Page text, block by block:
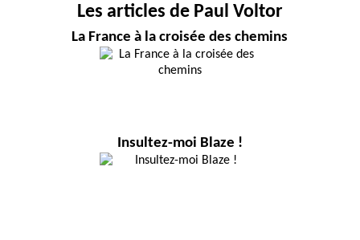
Les articles de Paul Voltor
La France à la croisée des chemins
Insultez-moi Blaze !